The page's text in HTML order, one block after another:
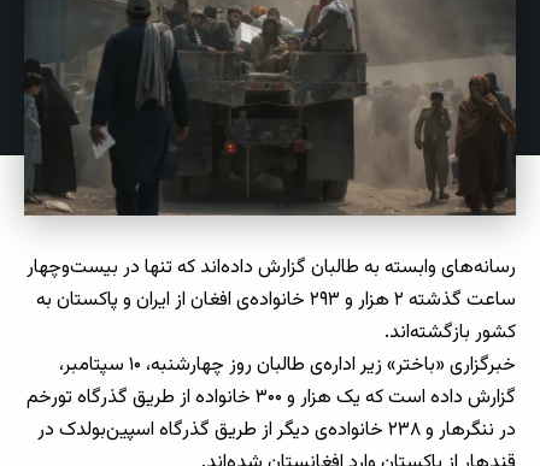
رسانه‌های وابسته به طالبان گزارش داده‌اند که تنها در بیست‌وچهار
ساعت گذشته ۲ هزار و ۲۹۳ خانواده‌ی افغان از ایران و پاکستان به
کشور بازگشته‌اند.
خبرگزاری «باختر» زیر اداره‌ی طالبان روز چهارشنبه، ۱۰ سپتامبر،
گزارش داده ‌است که یک هزار و ۳۰۰ خانواده از طریق گذرگاه تورخم
در ننگرهار و ۲۳۸ خانواده‌ی دیگر از طریق گذرگاه اسپین‌بولدک در